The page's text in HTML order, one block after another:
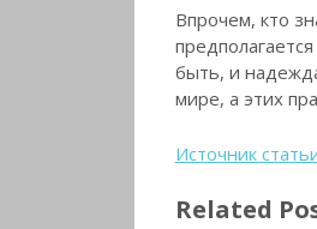
Впрочем, кто
быть, и
мире, а этих
Источник
Related